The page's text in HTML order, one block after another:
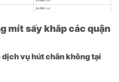
mít sấy khắp các quận
vụ hút chân không tại